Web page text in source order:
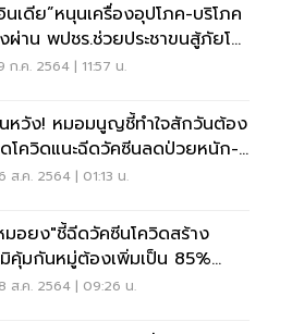
นเดีย”หนุนเครื่องอุปโภค-บริโภค
ผ่าน พปชร.ช่วยประชาขนสู้ภัยโค
ก.ค. 2564 | 11:57 น.
หวัง! หมอมนูญชี้ทำใจสักวันต้อง
โควิดแนะฉีดวัคซีนลดป่วยหนัก-
ย
ส.ค. 2564 | 01:13 น.
มอยง"ชี้ฉีดวัคซีนโควิดสร้าง
คุ้มกันหมู่ต้องเพิ่มเป็น 85%
งประชากร
ส.ค. 2564 | 09:26 น.